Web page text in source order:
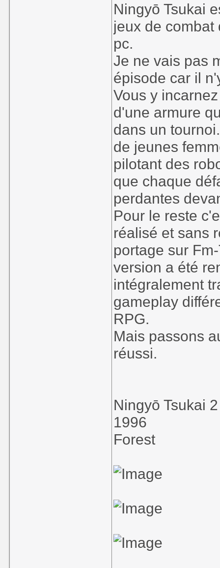
Ningyō Tsukai
jeux de
pc.
Je ne vais pas
épisode car il
Vous y
d'une armure
dans un
de jeunes
pilotant des
que chaque
perdantes
Pour le reste
réalisé et sans
portage sur
version a été
intégralement
gameplay
RPG.
Mais passons
réussi.
Ningyō Tsukai 2
1996
Forest